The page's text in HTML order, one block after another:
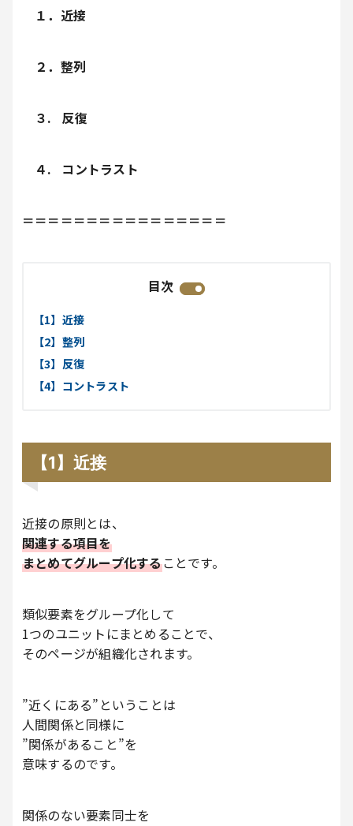
１．近接
２．整列
３. 反復
４. コントラスト
＝＝＝＝＝＝＝＝＝＝＝＝＝＝＝＝
目次
【1】近接
【2】整列
【3】反復
【4】コントラスト
【1】近接
近接の原則とは、
関連する項目を
まとめてグループ化することです。
類似要素をグループ化して
1つのユニットにまとめることで、
そのページが組織化されます。
”近くにある”ということは
人間関係と同様に
”関係があること”を
意味するのです。
関係のない要素同士を